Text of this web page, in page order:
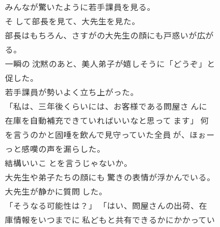
みんなが驚いたように若手課員を見る。
そ して部長を見て、大先生を見た。
部長はもちろん、さすがの大先生の顔にも戸惑いが広が
る。
一瞬の 沈黙のあと、美人弟子が嬉しそうに「どうぞ」と
促した。
若手課員が勢いよく立ち上がった。
「私は、三年後くらいには、お客様である問屋さ んに
在庫を自動補充できていればいいなと思って ます」 何
を言うのかと固唾を飲んで見守っていた全員 が、ほぉー
っと感嘆の声を漏らした。
結構いいこ とを言うじゃないか。
大先生や弟子たちの顔にも 驚きの表情が浮かんでいる。
大先生が静かに質問 した。
「そうなる可能性は？」 「はい、問屋さんの出荷、在
庫情報をいつまでに 私どもと共有できるかにかかってい